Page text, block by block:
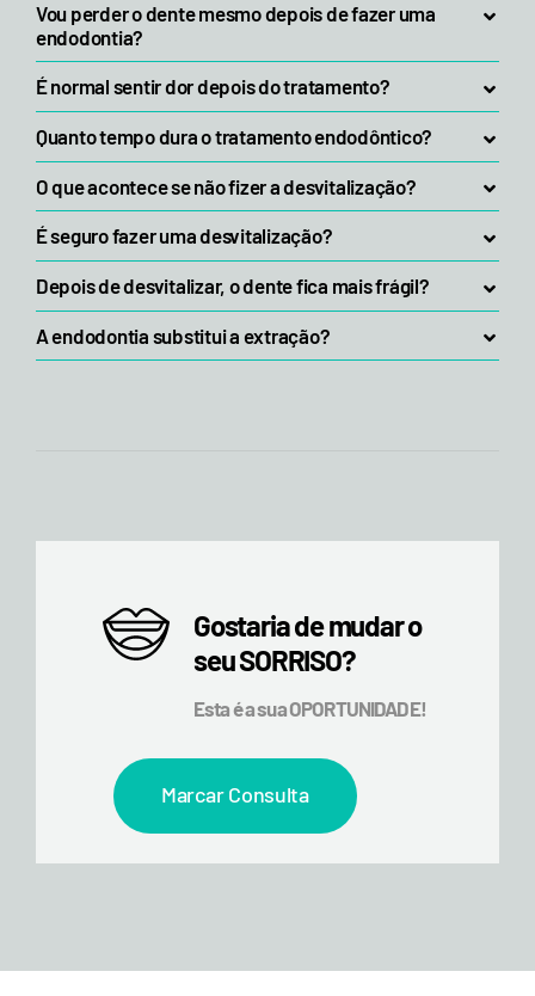
Vou perder o dente mesmo depois de fazer uma
endodontia?
É normal sentir dor depois do tratamento?
Quanto tempo dura o tratamento endodôntico?
O que acontece se não fizer a desvitalização?
É seguro fazer uma desvitalização?
Depois de desvitalizar, o dente fica mais frágil?
A endodontia substitui a extração?
Gostaria de mudar o
seu SORRISO?
Esta é a sua OPORTUNIDADE!
Marcar Consulta